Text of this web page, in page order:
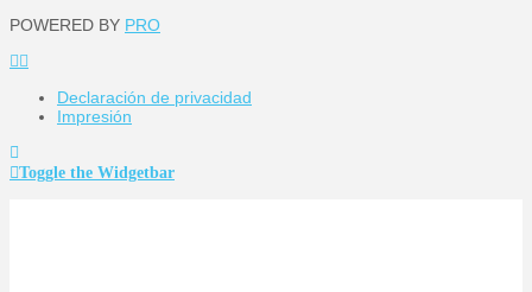
POWERED BY PRO
Declaración de privacidad
Impresión
Toggle the Widgetbar